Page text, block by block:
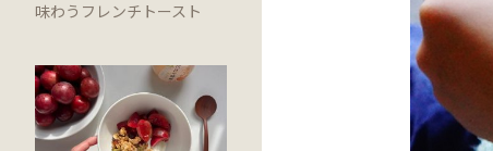
味わうフレンチトースト